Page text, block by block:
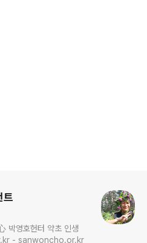
트
박영호헌터 약초 인생